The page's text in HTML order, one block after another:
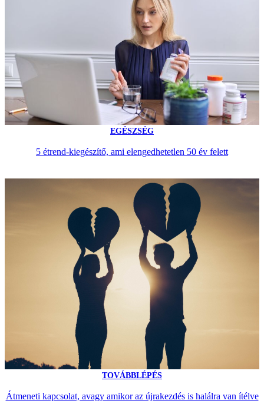
EGÉSZSÉG
5 étrend-kiegészítő, ami elengedhetetlen 50 év felett
TOVÁBBLÉPÉS
Átmeneti kapcsolat, avagy amikor az újrakezdés is halálra van ítélve